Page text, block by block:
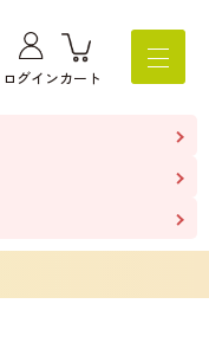
ログインカート